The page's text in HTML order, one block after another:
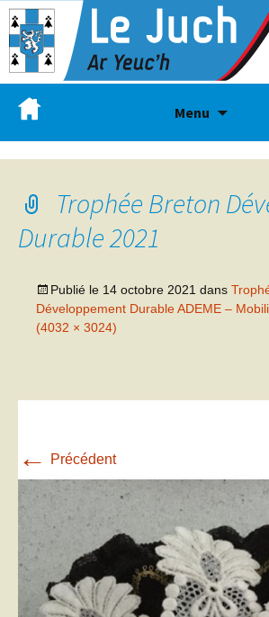
Menu
Trophée Breton
Durable 2021
Publié le 14 octobre 2021 dans
Développement Durable ADEME –
(4032 × 3024)
← Précédent